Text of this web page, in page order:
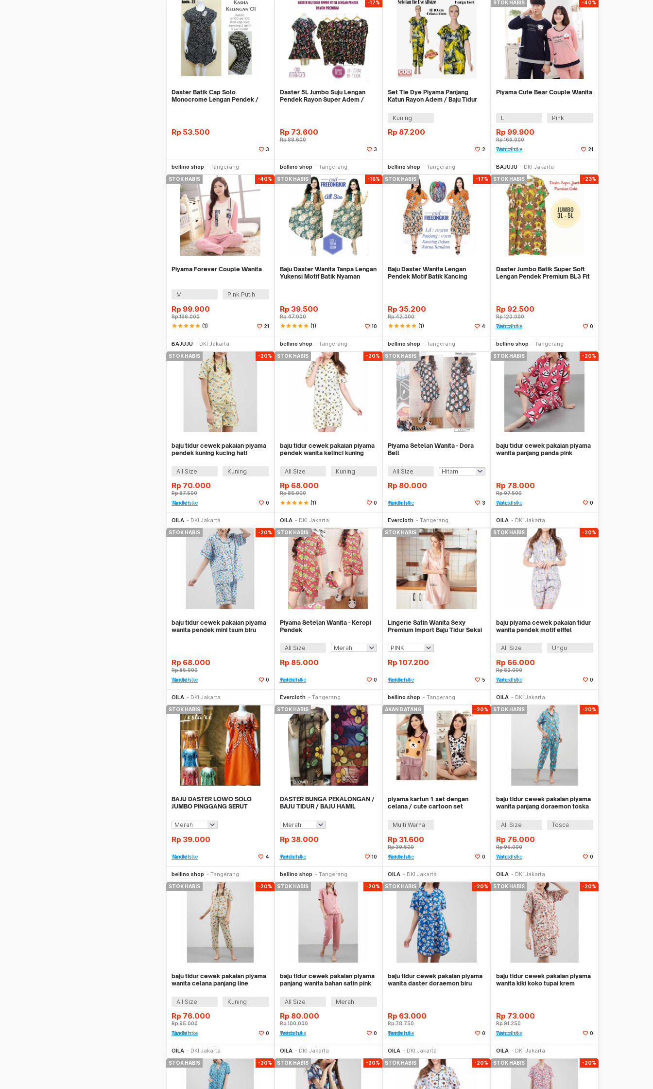
Daster Batik Cap Solo
Monocrome Lengan Pendek /
Rp 53.500
3
bellino shop Tangerang
-17%
Daster 5L Jumbo Suju Lengan
Pendek Rayon Super Adem /
Rp 73.600
Rp88.600
3
bellino shop Tangerang
Set Tie Dye Piyama Panjang
Katun Rayon Adem / Baju Tidur
Kuning
Rp 87.200
2
bellino shop Tangerang
STOK HABIS -40%
Piyama Cute Bear Couple Wanita
L Pink
Rp 99.900
Rp166.000
Tambah ke Watchlist
21
BAJUJU DKI Jakarta
STOK HABIS -40%
Piyama Forever Couple Wanita
M Pink Putih
Rp 99.900
Rp166.000
starstarstarstarstar (1) 21
BAJUJU DKI Jakarta
STOK HABIS -16%
Baju Daster Wanita Tanpa Lengan
Yukensi Motif Batik Nyaman
Rp 39.500
Rp47.000
starstarstarstarstar (1) 10
bellino shop Tangerang
STOK HABIS -17%
Baju Daster Wanita Lengan
Pendek Motif Batik Kancing
Rp 35.200
Rp42.000
starstarstarstarstar (1) 4
bellino shop Tangerang
STOK HABIS -23%
Daster Jumbo Batik Super Soft
Lengan Pendek Premium BL3 Fit
Rp 92.500
Rp120.000
Tambah ke Watchlist
0
bellino shop Tangerang
STOK HABIS -20%
baju tidur cewek pakaian piyama
pendek kuning kucing hati
All Size
Kuning
Rp 70.000
Rp87.500
Tambah ke Watchlist
0
OILA DKI Jakarta
STOK HABIS -20%
baju tidur cewek pakaian piyama
pendek wanita kelinci kuning
All Size
Kuning
Rp 68.000
Rp85.000
starstarstarstarstar (1) 0
OILA DKI Jakarta
STOK HABIS
Piyama Setelan Wanita - Dora
Bell
All Size
Rp 80.000
Tambah ke Watchlist 3
Evercloth Tangerang
STOK HABIS -20%
baju tidur cewek pakaian piyama
wanita panjang panda pink
Rp 78.000
Rp97.500
Tambah ke Watchlist
0
OILA DKI Jakarta
STOK HABIS -20%
baju tidur cewek pakaian piyama
wanita pendek mini tsum biru
Rp 68.000
Rp85.000
Tambah ke Watchlist
0
OILA DKI Jakarta
STOK HABIS
Piyama Setelan Wanita - Keropi
Pendek
All Size
Rp 85.000
Tambah ke Watchlist 0
Evercloth Tangerang
STOK HABIS
Lingerie Satin Wanita Sexy
Premium Import Baju Tidur Seksi
Rp 107.200
Tambah ke Watchlist 5
bellino shop Tangerang
STOK HABIS -20%
baju piyama cewek pakaian tidur
wanita pendek motif eiffel
All Size
Ungu
Rp 66.000
Rp82.000
Tambah ke Watchlist
0
OILA DKI Jakarta
STOK HABIS
BAJU DASTER LOWO SOLO
JUMBO PINGGANG SERUT
Rp 39.000
Tambah ke Watchlist 4
bellino shop Tangerang
STOK HABIS
DASTER BUNGA PEKALONGAN /
BAJU TIDUR / BAJU HAMIL
Rp 38.000
Tambah ke Watchlist 10
bellino shop Tangerang
AKAN DATANG -20%
piyama kartun 1 set dengan
celana / cute cartoon set
Multi Warna
Rp 31.600
Rp39.500
Tambah ke Watchlist
0
OILA DKI Jakarta
STOK HABIS -20%
baju tidur cewek pakaian piyama
wanita panjang doraemon toska
All Size
Tosca
Rp 76.000
Rp95.000
Tambah ke Watchlist
0
OILA DKI Jakarta
STOK HABIS -20%
baju tidur cewek pakaian piyama
wanita celana panjang line
All Size
Kuning
Rp 76.000
Rp95.000
Tambah ke Watchlist
0
OILA DKI Jakarta
STOK HABIS -20%
baju tidur cewek pakaian piyama
panjang wanita bahan satin pink
All Size
Merah
Rp 80.000
Rp100.000
Tambah ke Watchlist
0
OILA DKI Jakarta
STOK HABIS -20%
baju tidur cewek pakaian piyama
wanita daster doraemon biru
Rp 63.000
Rp78.750
Tambah ke Watchlist
0
OILA DKI Jakarta
STOK HABIS -20%
baju tidur cewek pakaian piyama
wanita kiki koko tupai krem
Rp 73.000
Rp91.250
Tambah ke Watchlist
0
OILA DKI Jakarta
STOK HABIS -20% STOK HABIS -20% STOK HABIS -20% STOK HABIS -20%